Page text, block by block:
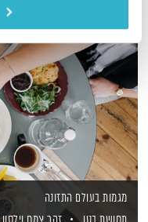
מגמות בעולם התזונה